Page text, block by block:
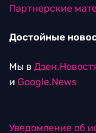
Партнерские
Достойные
Мы в
и Google.News
Уведомление об